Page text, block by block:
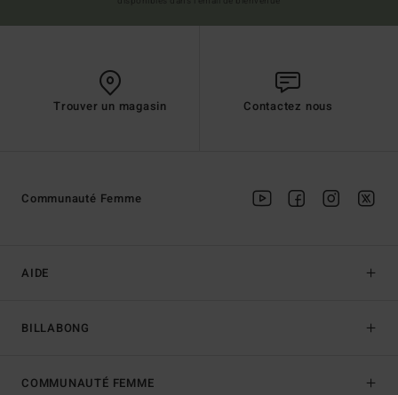
Trouver un magasin Contactez nous
AIDE
BILLABONG
Communauté Femme
COMMUNAUTÉ FEMME